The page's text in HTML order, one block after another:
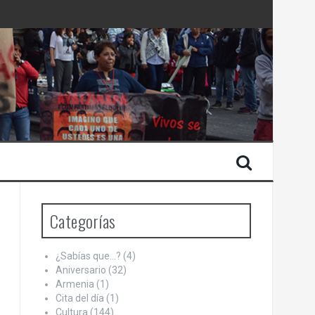
de Israel
Categorías
¿Sabías que…? (4)
Aniversario (32)
Armenia (1)
Cita del día (1)
Cultura (144)